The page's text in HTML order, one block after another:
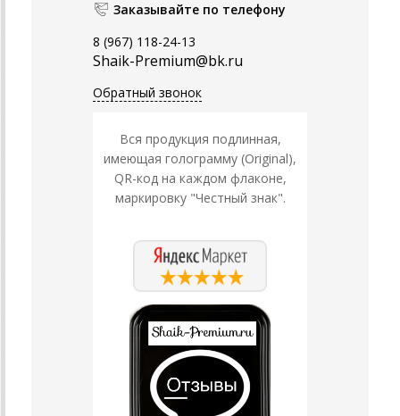
Заказывайте по телефону
8 (967) 118-24-13
Shaik-Premium@bk.ru
Обратный звонок
Вся продукция подлинная,
имеющая голограмму (Original),
QR-код на каждом флаконе,
маркировку "Честный знак".